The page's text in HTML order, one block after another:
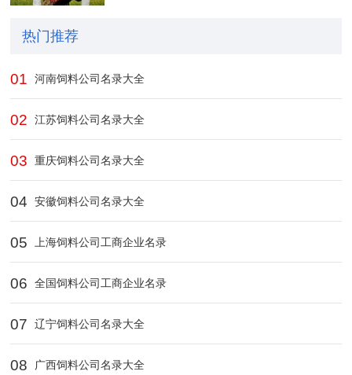
热门推荐
01 河南饲料公司名录大全
02 江苏饲料公司名录大全
03 重庆饲料公司名录大全
04 安徽饲料公司名录大全
05 上海饲料公司工商企业名录
06 全国饲料公司工商企业名录
07 辽宁饲料公司名录大全
08 广西饲料公司名录大全